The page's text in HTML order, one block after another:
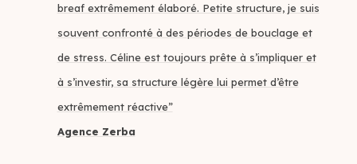
breaf extrêmement élaboré. Petite structure, je suis
souvent confronté à des périodes de bouclage et
de stress. Céline est toujours prête à s’impliquer et
à s’investir, sa structure légère lui permet d’être
extrêmement réactive”
Agence Zerba